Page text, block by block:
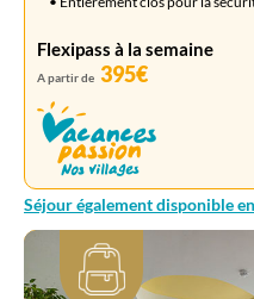
Flexipass à la semaine
A partir de 395€
Séjour également disponible